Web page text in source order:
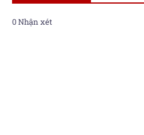
0 Nhận xét